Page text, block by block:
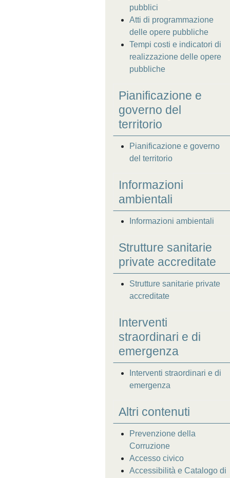
pubblici
Atti di programmazione
delle opere pubbliche
Tempi costi e indicatori di
realizzazione delle opere
pubbliche
Pianificazione e
governo del
territorio
Pianificazione e governo
del territorio
Informazioni
ambientali
Informazioni ambientali
Strutture sanitarie
private accreditate
Strutture sanitarie private
accreditate
Interventi
straordinari e di
emergenza
Interventi straordinari e di
emergenza
Altri contenuti
Prevenzione della
Corruzione
Accesso civico
Accessibilità e Catalogo di